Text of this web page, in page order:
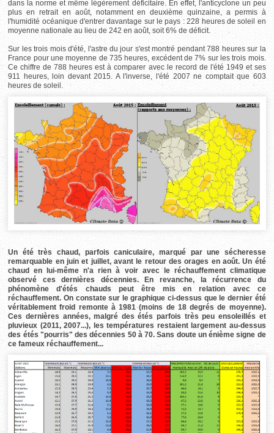
dans la norme et même légèrement déficitaire. En effet, l'anticyclone un peu
plus en retrait en août, notamment en deuxième quinzaine, a permis à
l'humidité océanique d'entrer davantage sur le pays : 228 heures de soleil en
moyenne nationale au lieu de 242 en août, soit 6% de déficit.
Sur les trois mois d'été, l'astre du jour s'est montré pendant 788 heures sur la
France pour une moyenne de 735 heures, excédent de 7% sur les trois mois.
Ce chiffre de 788 heures est à comparer avec le record de l'été 1949 et ses
911 heures, loin devant 2015. A l'inverse, l'été 2007 ne comptait que 603
heures de soleil.
Un été très chaud, parfois caniculaire, marqué par une sécheresse
remarquable en juin et juillet, avant le retour des orages en août. Un été
chaud en lui-même n'a rien à voir avec le réchauffement climatique
observé ces dernières décennies. En revanche, la récurrence du
phénomène d'étés chauds peut être mis en relation avec ce
réchauffement. On constate sur le graphique ci-dessus que le dernier été
véritablement froid remonte à 1981 (moins de 18 degrés de moyenne).
Ces dernières années, malgré des étés parfois très peu ensoleillés et
pluvieux (2011, 2007...), les températures restaient largement au-dessus
des étés "pourris" des décennies 50 à 70. Sans doute un énième signe de
ce fameux réchauffement...